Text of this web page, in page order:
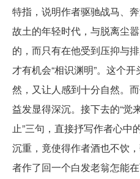
特指，说明作者驱驰战马、
故土的年轻时代，与脱离尘
的，而只有在他受到压抑与
才有机会“相识渊明”。这个
然，又让人感到十分自然。
益发显得深沉。接下去的“觉
止”三句，直接抒写作者心中
沉重，竟使得作者酒也不饮
者作了回一个白发老翁怎能